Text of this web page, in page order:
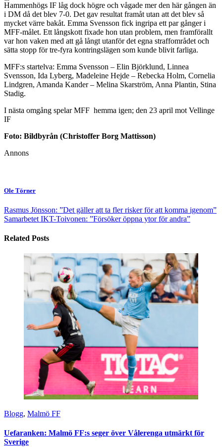
Hammenhögs IF låg dock högre och vågade mer den här gången än
i DM då det blev 7-0. Det gav resultat framåt utan att det blev så
mycket värre bakåt. Emma Svensson fick ingripa ett par gånger i
MFF-målet. Ett långskott fixade hon utan problem, men framförallt
var hon vaken med att gå långt utanför det egna straffområdet och
sätta stopp för tre-fyra kontringslägen som kunde blivit farliga.
MFF:s startelva: Emma Svensson – Elin Björklund, Linnea
Svensson, Ida Lyberg, Madeleine Hejde – Rebecka Holm, Cornelia
Lindgren, Amanda Kander – Melina Skarström, Anna Plantin, Stina
Stadig.
I nästa omgång spelar MFF hemma igen; den 23 april mot Vellinge
IF
Foto: Bildbyrån (Christoffer Borg Mattisson)
Annons
Ole Törner
Rasmus Jönsson: ”Det gäller att ta fler risker för att komma igenom”
Samarbetet IKT-Toivonen: ”Försöker öppna ytor för andra”
Related Posts
Blogg, Malmö FF
Uefaranken: Malmö FF:s seger över Vålerenga utmärkt för
Sverige